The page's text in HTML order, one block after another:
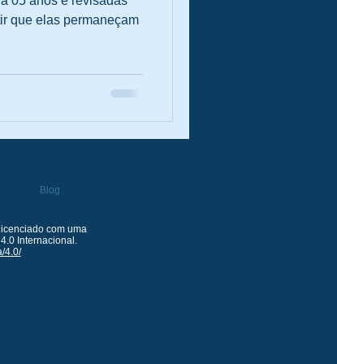
que elas permaneçam
Blog
com uma
Internacional.
4.0/